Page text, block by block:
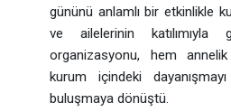
gününü anlamlı bir etkinlikle
ve ailelerinin katılımıyla
organizasyonu, hem
kurum içindeki
buluşmaya dönüştü.